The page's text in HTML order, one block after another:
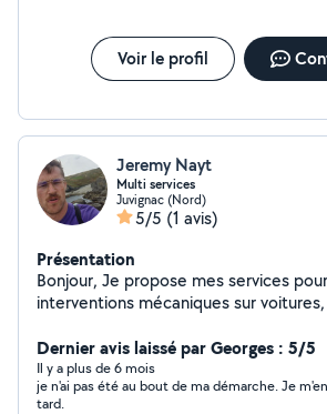
Voir le profil
Jeremy Nayt
Multi services
Juvignac (Nord)
5/5 (1 avis)
Présentation
Bonjour, Je propose mes services pour des
interventions mécaniques sur
domaines, je suis également
déménagements.
Dernier avis laissé par Georges : 5/5
Il y a plus de 6 mois
je n'ai pas été au bout de ma démarche. Je
tard.